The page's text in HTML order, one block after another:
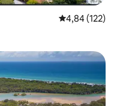
4,84 de uma
4,84 (122)